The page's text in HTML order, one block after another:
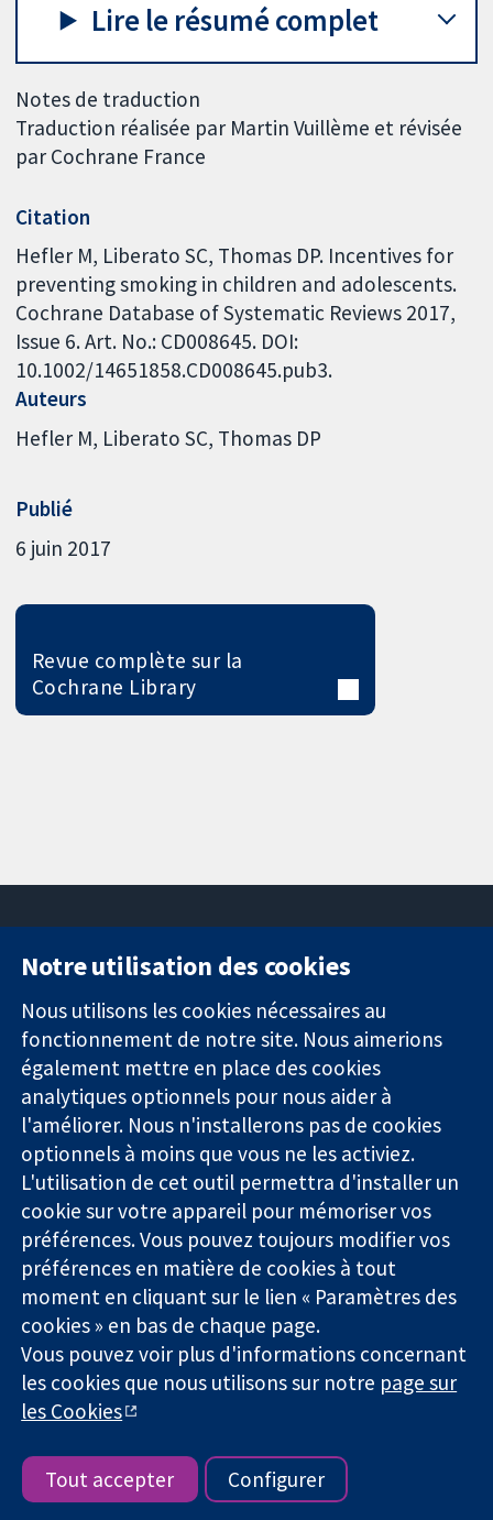
Lire le résumé complet
Notes de traduction
Traduction réalisée par Martin Vuillème et révisée
par Cochrane France
Citation
Hefler M, Liberato SC, Thomas DP. Incentives for
preventing smoking in children and adolescents.
Cochrane Database of Systematic Reviews 2017,
Issue 6. Art. No.: CD008645. DOI:
10.1002/14651858.CD008645.pub3.
Auteurs
Hefler M Liberato SC Thomas DP
Publié
6 juin 2017
Revue complète sur la
Cochrane Library
Des données
probantes.
Des décisions
éclairées.
Une meilleure
santé.
11-13 Cavendish
Square
Londres
W1G0AN
Royaume-Uni
nous
Actualités
Service de
presse
Qui sommes-
nous
Offres
d'emploi
Library
La Collaboration Cochrane est une association caritative (n°
1045921) et une société à responsabilité limitée par garantie (n°
03044323) enregistrée en Angleterre et au Pays de Galles. Numéro
de TVA : GB 718 2127 49.
Copyright © 2026 The Cochrane Collaboration
Conditions Générales|Mentions légales|Politique de
confidentialité|Politique d'usage des cookies
cookies
Notre utilisation des cookies
Nous utilisons les cookies nécessaires au
fonctionnement de notre site. Nous aimerions
également mettre en place des cookies
analytiques optionnels pour nous aider à
l'améliorer. Nous n'installerons pas de cookies
optionnels à moins que vous ne les activiez.
L'utilisation de cet outil permettra d'installer un
cookie sur votre appareil pour mémoriser vos
préférences. Vous pouvez toujours modifier vos
préférences en matière de cookies à tout
moment en cliquant sur le lien « Paramètres des
cookies » en bas de chaque page.
Vous pouvez voir plus d'informations concernant
les cookies que nous utilisons sur notre page sur
les Cookies
Tout accepter Configurer